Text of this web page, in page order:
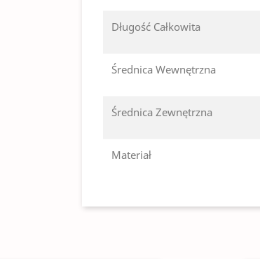
Długość Całkowita
Średnica Wewnętrzna
Średnica Zewnętrzna
Materiał